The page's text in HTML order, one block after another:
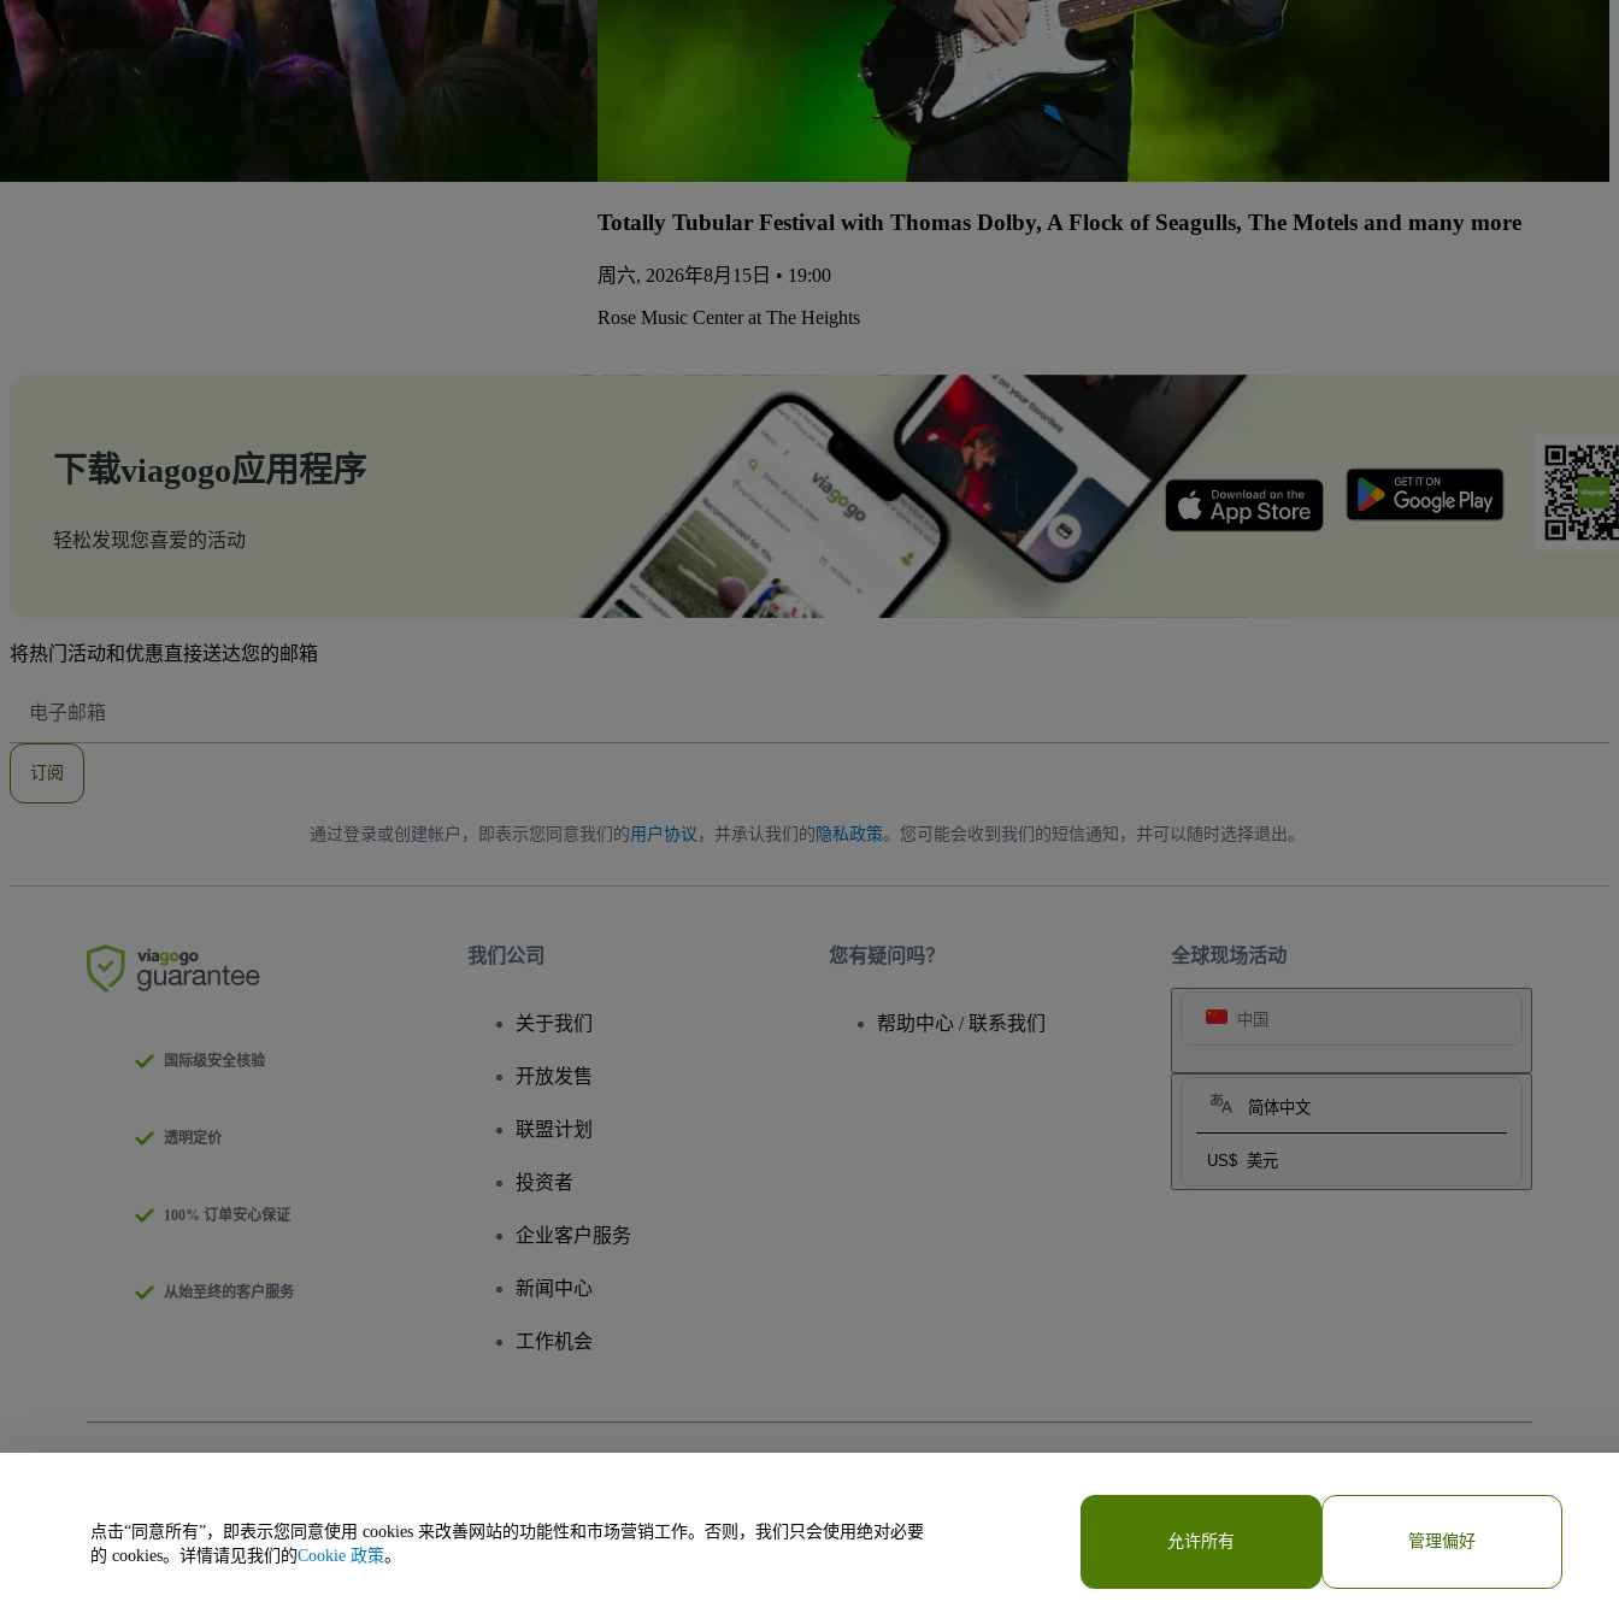
Totally Tubular Festival with Thomas Dolby, A Flock of Seagulls, The Motels and many more
周六, 2026年8月15日 • 19:00
Rose Music Center at The Heights
下载viagogo应用程序
轻松发现您喜爱的活动
将热门活动和优惠直接送达您的邮箱
子
地
订阅
通过登录或创建帐户，即表示您同意我们的用户协议 ，并承认我们的 隐私政策。您可能会收到我们的短信通知，并可以随时选择退出。
全球现场活动
中国
简体中文
US$ 美元
国际级安全核验
透明定价
100% 订单安心保证
从始至终的客户服务
我们公司
关于我们
开放发售
联盟计划
投资者
企业客户服务
新闻中心
工作机会
您有疑问吗？
帮助中心 / 联系我们
请勿共享我的个人信息/您的隐私选择
点击“同意所有”，即表示您同意使用 cookies 来改善网站的功能性和市场营销工作。否则，我们只会使用绝对必要
的 cookies。详情请见我们的Cookie 政策。
允许所有 管理偏好